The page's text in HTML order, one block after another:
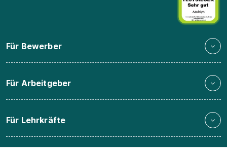
Für Bewerber
Für Arbeitgeber
Für Lehrkräfte